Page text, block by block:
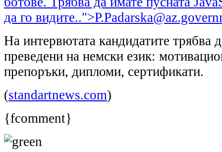
да го видите..">
На интервютата кандидатите трябва
преведени на немски език:
препоръки, дипломи, сертификати.
(standartnews.com)
{fcomment}